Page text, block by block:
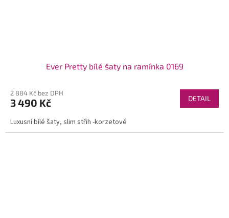
Ever Pretty bílé šaty na ramínka 0169
2 884 Kč bez DPH
3 490 Kč DETAIL
Luxusní bílé šaty, slim střih -korzetové